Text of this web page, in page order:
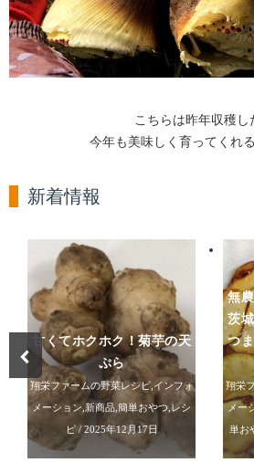
こちらは昨年収穫し
今年も美味しく育ってくれ
新着情報
甘くてホクホク！菊芋の天
ぷら
翔栄ファームの野菜レシピ, インフォ
メーション 新商品 簡単おやつ, レシ
ピ/ 2025年12月17日
無
茨
つ
翔栄
メー
単お